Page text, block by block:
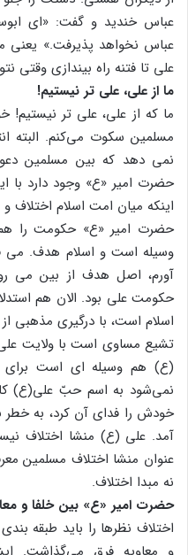
عباس خندید و گفت: «ای
عباس نخواهد پذیرفت.»
علی تا فتنه راه بیندازی وقتی
ما از علی، علی تر نیستیم!
ما که از علی، علی تر
مسلمین سکوت می‌کنم. البته
حضرت امیر «ع» وجود دارد
اینکه میان امت اسلام اختلاف
حضرت امیر «ع» حکومت را
وسیله است و اسلام هدف. می
آورم، اصل هدف از بین می
حکومت علی بود. الان هم
اسلام است، با درگیری مذهبی
تشیع مساوی است با ولایت
(ع) هم وسیله ای است برای
نمی‌شود به اسم حبّ علی(ع)
خودش را فدای آن کرد، به خطر
آمد. علی (ع) منشا اختلاف
عنوان منشا اختلاف مسلمین
نه مبدا اختلاف.
حضرت امیر «ع» بین خلفا و
اختلاف نظرها را باید طبقه